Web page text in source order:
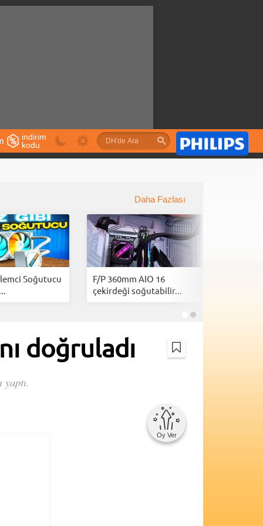
indirim
kodu
Daha Fazlası
Soğutucu
F/P 360mm AIO 16
çekirdeği soğutabilir...
doğruladı
Oy Ver